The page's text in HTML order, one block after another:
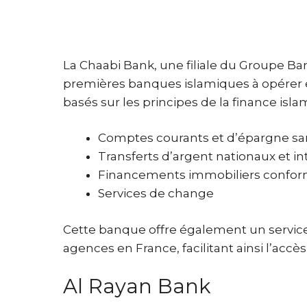
La Chaabi Bank, une filiale du Groupe
premières banques islamiques à opérer
basés sur les principes de la finance
Comptes courants et d’épargne
Transferts d’argent nationaux et
Financements immobiliers
Services de change
Cette banque offre également un
agences en France, facilitant ainsi
Al Rayan Bank